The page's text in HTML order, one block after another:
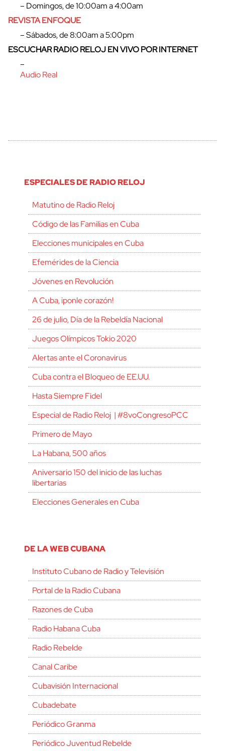
– Domingos, de 10:00am a 4:00am
REVISTA ENFOQUE
– Sábados, de 8:00am a 5:00pm
ESCUCHAR RADIO RELOJ EN VIVO POR INTERNET
–
Audio Real
ESPECIALES DE RADIO RELOJ
Matutino de Radio Reloj
Código de las Familias en Cuba
Elecciones municipales en Cuba
Efemérides de la Ciencia
Jóvenes en Revolución
A Cuba, ¡ponle corazón!
26 de julio, Día de la Rebeldía Nacional
Juegos Olímpicos Tokio 2020
Alertas ante el Coronavirus
Cuba contra el Bloqueo de EE.UU.
Hasta Siempre Fidel
Especial de Radio Reloj | #8voCongresoPCC
Primero de Mayo
La Habana, 500 años
Aniversario 150 del inicio de las luchas
libertarias
Elecciones Generales en Cuba
DE LA WEB CUBANA
Instituto Cubano de Radio y Televisión
Portal de la Radio Cubana
Razones de Cuba
Radio Habana Cuba
Radio Rebelde
Canal Caribe
Cubavisión Internacional
Cubadebate
Periódico Granma
Periódico Juventud Rebelde